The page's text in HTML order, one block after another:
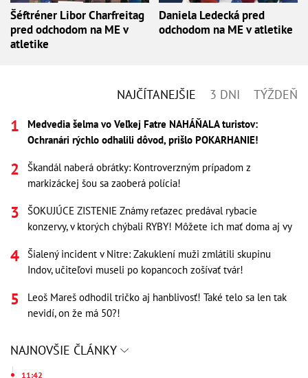
Šéftréner Libor Charfreitag
pred odchodom na ME v
atletike
Daniela Ledecká pred
odchodom na ME v atletike
NAJČÍTANEJŠIE 3 DNI TÝŽDEŇ
Medvedia šelma vo Veľkej Fatre NAHÁŇALA turistov:
Ochranári rýchlo odhalili dôvod, prišlo POKARHANIE!
Škandál naberá obrátky: Kontroverzným prípadom z
markizáckej šou sa zaoberá polícia!
ŠOKUJÚCE ZISTENIE Známy reťazec predával rybacie
konzervy, v ktorých chýbali RYBY! Môžete ich mať doma aj vy
Šialený incident v Nitre: Zakuklení muži zmlátili skupinu
Indov, učiteľovi museli po kopancoch zošívať tvár!
Leoš Mareš odhodil tričko aj hanblivosť! Také telo sa len tak
nevidí, on že má 50?!
NAJNOVŠIE ČLÁNKY
11:42